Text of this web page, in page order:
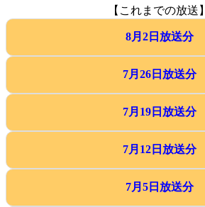
【これまでの放送】
8月2日放送分
7月26日放送分
7月19日放送分
7月12日放送分
7月5日放送分